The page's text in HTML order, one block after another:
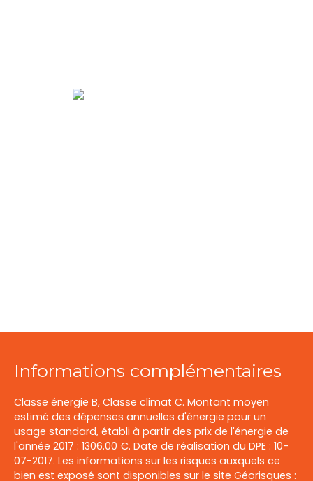
Informations complémentaires
Classe énergie B, Classe climat C. Montant moyen
estimé des dépenses annuelles d'énergie pour un
usage standard, établi à partir des prix de l'énergie de
l'année 2017 : 1306.00 €. Date de réalisation du DPE : 10-
07-2017. Les informations sur les risques auxquels ce
bien est exposé sont disponibles sur le site Géorisques :